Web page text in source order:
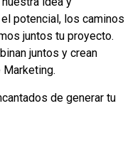
potencial, los caminos
juntos tu proyecto.
juntos y crean
de generar tu